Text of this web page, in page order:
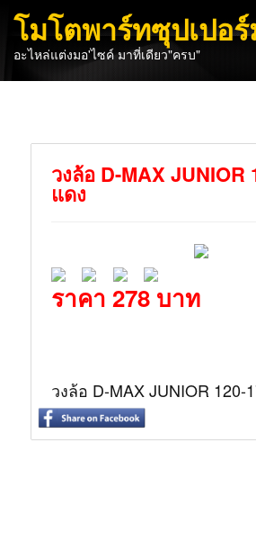
โมโตพาร์ทซุปเปอร์
อะไหล่แต่งมอ'ไซค์ มาที่เดียว"ครบ"
วงล้อ D-MAX JUNIOR
แดง
ราคา 278 บาท
วงล้อ D-MAX JUNIOR 120-